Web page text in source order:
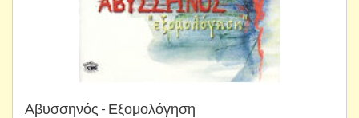
Αβυσσηνός - Εξομολόγηση